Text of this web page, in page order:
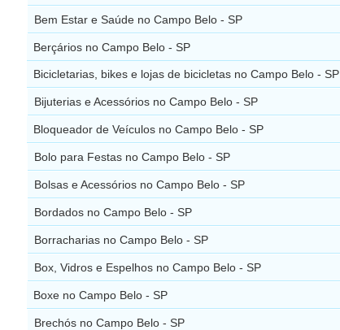
Bem Estar e Saúde no Campo Belo - SP
Berçários no Campo Belo - SP
Bicicletarias, bikes e lojas de bicicletas no Campo Belo - SP
Bijuterias e Acessórios no Campo Belo - SP
Bloqueador de Veículos no Campo Belo - SP
Bolo para Festas no Campo Belo - SP
Bolsas e Acessórios no Campo Belo - SP
Bordados no Campo Belo - SP
Borracharias no Campo Belo - SP
Box, Vidros e Espelhos no Campo Belo - SP
Boxe no Campo Belo - SP
Brechós no Campo Belo - SP